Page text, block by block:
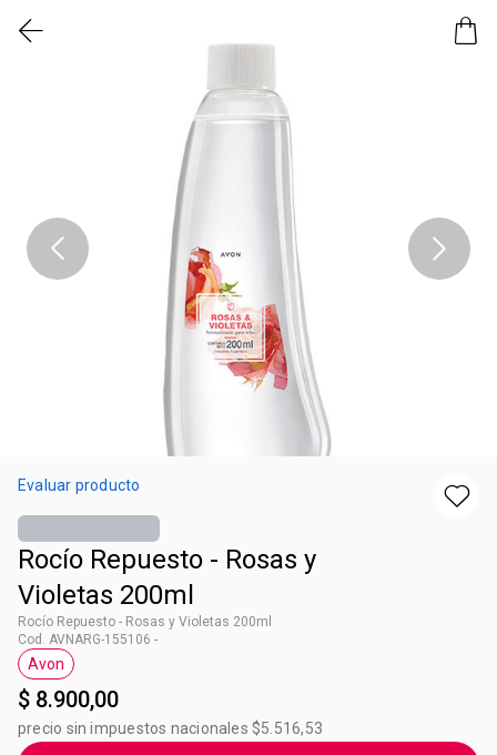
Evaluar producto
Rocío Repuesto - Rosas y
Violetas 200ml
Rocío Repuesto - Rosas y Violetas 200ml
Cod. AVNARG-155106 -
Etiqueta Avon
Avon
$ 8.900,00
precio sin impuestos nacionales $5.516,53